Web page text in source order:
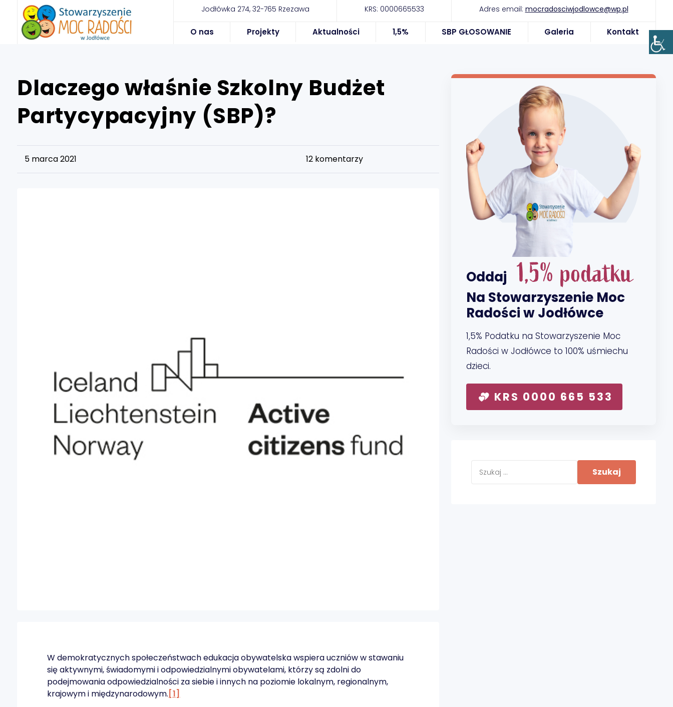
Jodłówka 274, 32-765 Rzezawa KRS: 0000665533 Adres email: mocradosciwjodlowce@wp.pl
O nas Projekty Aktualności 1,5% SBP GŁOSOWANIE Galeria Kontakt
Dlaczego właśnie Szkolny Budżet
Partycypacyjny (SBP)?
5 marca 2021 12komentarzy
W demokratycznych społeczeństwach edukacja obywatelska wspiera uczniów w stawaniu
się aktywnymi, świadomymi i odpowiedzialnymi obywatelami, którzy są zdolni do
podejmowania odpowiedzialności za siebie i innych na poziomie lokalnym, regionalnym,
krajowym i międzynarodowym. [1]
Oddaj 1,5% podatku
Na Stowarzyszenie Moc
Radości w Jodłówce
1,5% Podatku na Stowarzyszenie Moc
Radości w Jodłówce to 100% uśmiechu
dzieci.
KRS 0000 665 533